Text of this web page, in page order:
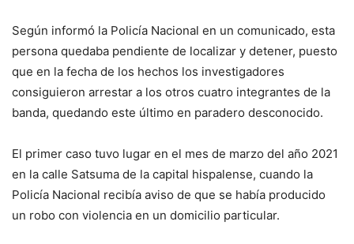
Según informó la Policía Nacional en un comunicado, esta
persona quedaba pendiente de localizar y detener, puesto
que en la fecha de los hechos los investigadores
consiguieron arrestar a los otros cuatro integrantes de la
banda, quedando este último en paradero desconocido.
El primer caso tuvo lugar en el mes de marzo del año 2021
en la calle Satsuma de la capital hispalense, cuando la
Policía Nacional recibía aviso de que se había producido
un robo con violencia en un domicilio particular.